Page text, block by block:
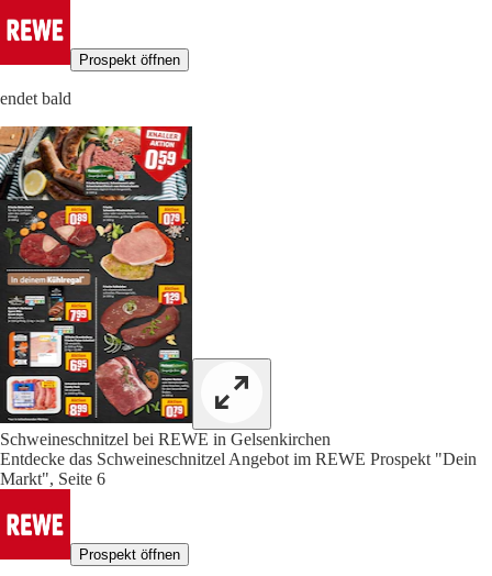
Prospekt öffnen
endet bald
Schweineschnitzel bei REWE in Gelsenkirchen
Entdecke das Schweineschnitzel Angebot im REWE Prospekt "Dein
Markt", Seite 6
Prospekt öffnen